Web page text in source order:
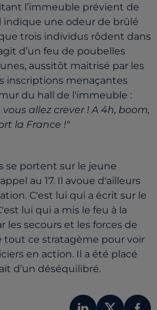
l’immeuble prévient de
indique une odeur de brûlé
trois individus rôdent dans
d’un feu de poubelles
aussitôt maitrisé par les
inscriptions menaçantes
du hall de l'immeuble :
allez crever ! A 4h, boom,
la France !"
se portent sur le jeune
au 17. Il avoue d'ailleurs
C'est lui qui a écrit sur le
lui qui a mis le feu à la
les secours et les forces de
tout ce stratagème pour voir
en action. Il a été placé
d’un déséquilibré.